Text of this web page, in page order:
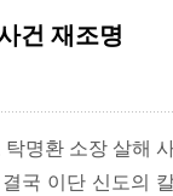
건 재조명
명환 소장 살해
국 이단 신도의